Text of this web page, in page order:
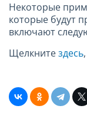
Некоторые
которые будут
включают
Щелкнитездесь